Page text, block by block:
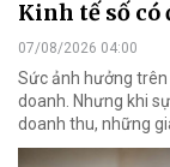
Kinh tế số có
07/08/2026 04:00
Sức ảnh hưởng
doanh. Nhưng khi
doanh thu, những